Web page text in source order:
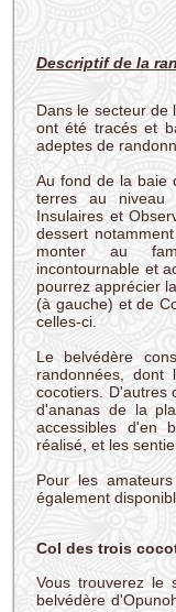
Descriptif de la
Dans le secteur de
ont été tracés et
adeptes de
Au fond de la baie
terres au niveau
Insulaires et
dessert
monter au
incontournable et
pourrez apprécier
(à gauche) et de
celles-ci.
Le belvédère
randonnées,
cocotiers. D'autres
d'ananas de la
accessibles d'en
réalisé, et les
Pour les
également
Col des trois
Vous trouverez le
belvédère